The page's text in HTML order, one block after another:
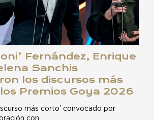
Fernández, Enrique
Sanchis
los discursos más
Premios Goya 2026
más corto' convocado por
con…